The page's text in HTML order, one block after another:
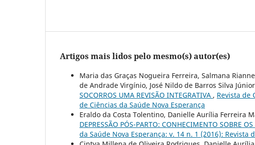
Artigos mais lidos pelo mesmo(s) autor(es)
Maria das Graças Nogueira Ferreira, Salmana
de Andrade Virgínio, José Nildo de Barros Silva
SOCORROS UMA REVISÃO INTEGRATIVA , Revista de
de Ciências da Saúde Nova Esperança
Eraldo da Costa Tolentino, Danielle Aurília Ferreira
DEPRESSÃO PÓS-PARTO: CONHECIMENTO SOBRE
da Saúde Nova Esperança: v. 14 n. 1 (2016): Revista